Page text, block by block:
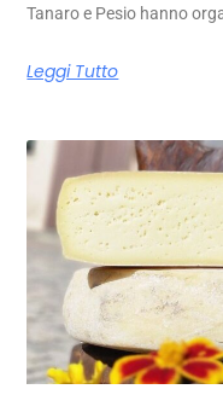
Tanaro e Pesio hanno
Leggi Tutto